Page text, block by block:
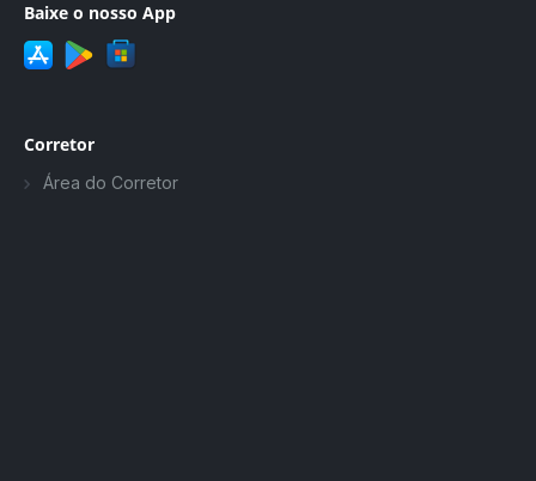
Baixe o nosso App
Corretor
Área do Corretor